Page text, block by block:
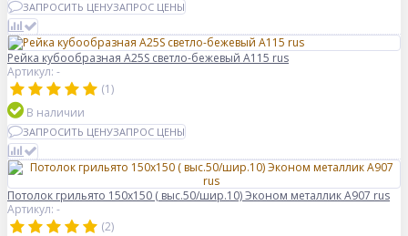
ЗАПРОСИТЬ ЦЕНУЗАПРОС ЦЕНЫ
Рейка кубообразная A25S светло-бежевый А115 rus
Артикул: -
(1)
В наличии
ЗАПРОСИТЬ ЦЕНУЗАПРОС ЦЕНЫ
Потолок грильято 150х150 ( выс.50/шир.10) Эконом металлик А907 rus
Артикул: -
(2)